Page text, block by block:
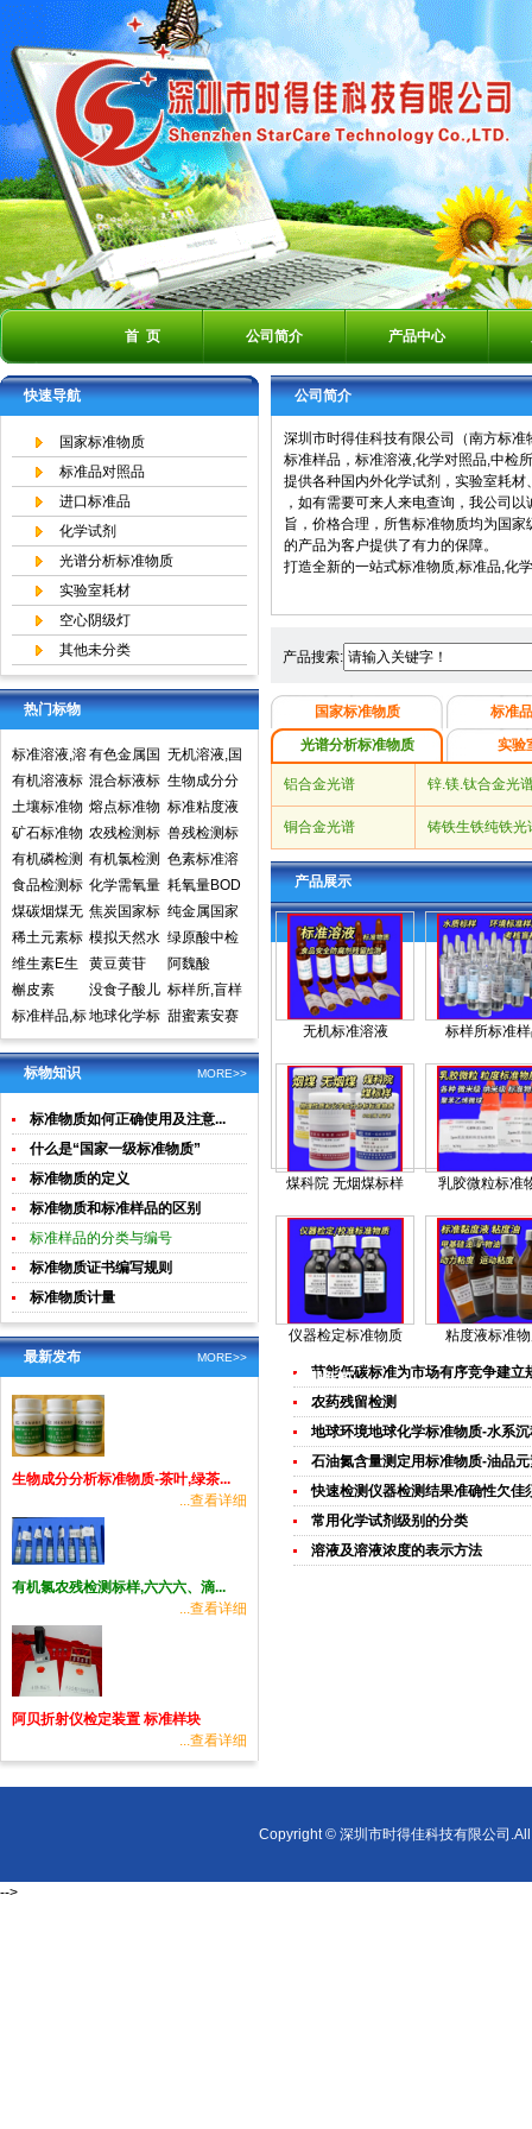
首 页 公司简介 产品中心
快速导航
国家标准物质
标准品对照品
进口标准品
化学试剂
光谱分析标准物质
实验室耗材
空心阴级灯
其他未分类
热门标物
标准溶液,溶
液标准物质,
国家标准物
质网
有色金属国
家标准物质
中心,国家标
准物质网
无机溶液,国
家标准物质
网,国家标准
物质中心
有机溶液标
准物质中国
计量院标准
物质中心
混合标液标
准物质
生物成分分
析标准物质
土壤标准物
质
熔点标准物
质
标准粘度液
矿石标准物
质
农残检测标
准样品,标准
溶液,标准物
质
兽残检测标
准样品,标准
溶液,标准物
质
有机磷检测
标准样品,标
准溶液,标准
物质
有机氯检测
标准样品标
准溶液标准
物质
色素标准溶
液标准物质
食品检测
食品检测标
准物质标准
样品标准溶
液
化学需氧量
COD标准溶
液标准物质
标样环境标
准样品
耗氧量BOD
5标准溶液
标准物质标
样环境标准
样品
煤碳烟煤无
烟煤国家标
准物质国家
标准样品
焦炭国家标
准物质国家
标准样品
纯金属国家
实物标准样
品
稀土元素标
准物质标准
样品
模拟天然水
标准溶液
绿原酸中检
所标准品对
照品高效液
相色谱HPL
C
维生素E生
育酚标准品
对照品中检
所
黄豆黄苷
阿魏酸
槲皮素
没食子酸儿
茶素
标样所,盲样
标准样品,标
样,质控样
地球化学标
准物质矿石
土壤生物成
分分析
甜蜜素安赛
蜜(乙酰磺胺
酸钾)标准溶
液食品检测
标准物质
MORE>>
标物知识
标准物质如何正确使用及注意...
什么是“国家一级标准物质”
标准物质的定义
标准物质和标准样品的区别
标准样品的分类与编号
标准物质证书编写规则
标准物质计量
MORE>>
最新发布
生物成分分析标准物质-茶叶,绿茶...
...查看详细
有机氯农残检测标样,六六六、滴...
...查看详细
阿贝折射仪检定装置 标准样块
...查看详细
公司简介
深圳市时得佳科技有限公司（南方标
标准样品，标准溶液,化学对照品,中检
提供各种国内外化学试剂，实验室耗
，如有需要可来人来电查询，我公司
旨，价格合理，所售标准物质均为国
的产品为客户提供了有力的保障。
打造全新的一站式标准物质,标准品,化
产品搜索:
国家标准物质
标准
光谱分析标准物质
实验
铝合金光谱 锌.镁.钛合金光
铜合金光谱 铸铁生铁纯铁光
产品展示
无机标准溶液 标样所标准
煤科院 无烟煤标样 乳胶微粒标准
仪器检定标准物质 粘度液标准
行业新闻
节能低碳标准为市场有序竞争建立
农药残留检测
地球环境地球化学标准物质-水系
石油氮含量测定用标准物质-油品
快速检测仪器检测结果准确性欠佳
常用化学试剂级别的分类
溶液及溶液浓度的表示方法
Copyright © 深圳市时得佳科技有限公司
-->